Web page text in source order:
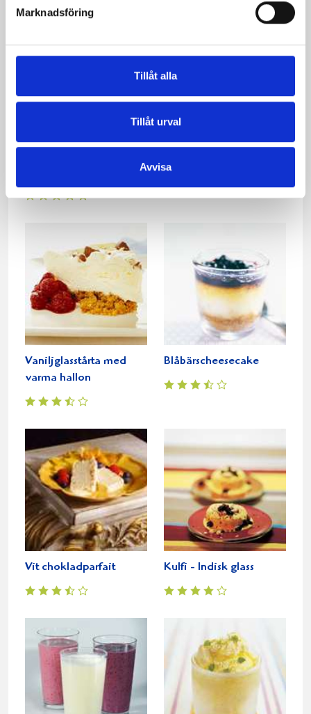
Marknadsföring
Tillåt alla
Tillåt urval
Avvisa
Vaniljglasstårta med
varma hallon
Blåbärscheesecake
Vit chokladparfait Kulfi - Indisk glass